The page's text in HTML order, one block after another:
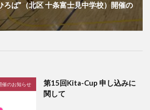
ろば”（北区 十条富士見中学校）開催の
催のお知らせ
第15回Kita-Cup 申し込みに
関して